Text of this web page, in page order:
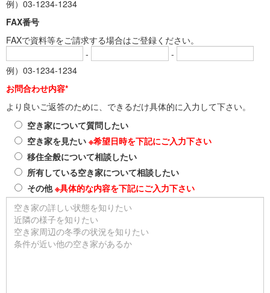
例）03-1234-1234
FAX番号
FAXで資料等をご請求する場合はご登録ください。
-
-
例）03-1234-1234
お問合わせ内容*
より良いご返答のために、できるだけ具体的に入力して下さい。
空き家について質問したい
空き家を見たい ※希望日時を下記にご入力下さい
移住全般について相談したい
所有している空き家について相談したい
その他※具体的な内容を下記にご入力下さい